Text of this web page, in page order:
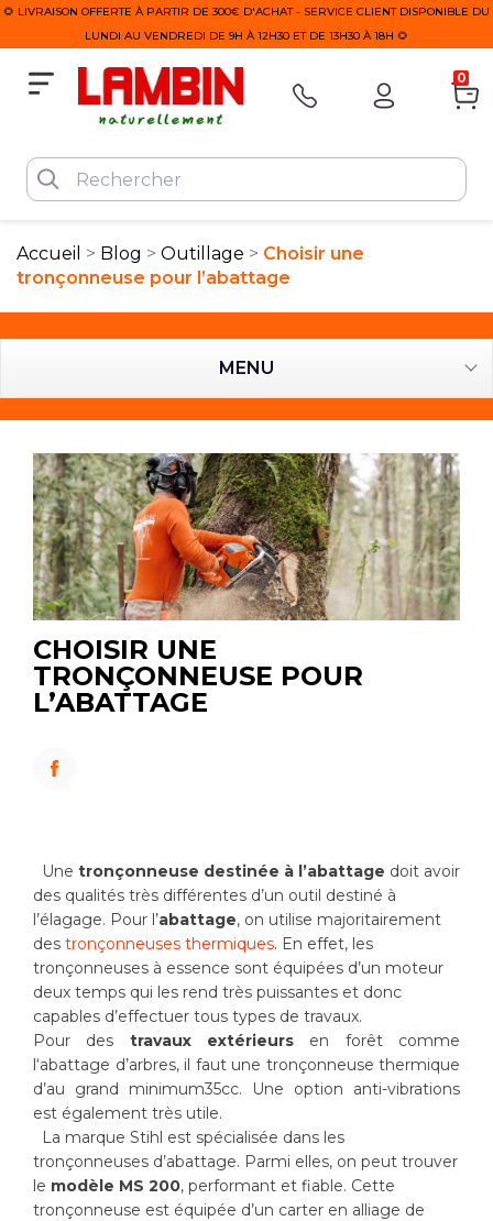
🌻 LIVRAISON OFFERTE À PARTIR DE 300€ D'ACHAT - SERVICE CLIENT DISPONIBLE DU
LUNDI AU VENDREDI DE 9H À 12H30 ET DE 13H30 À 18H 🌻
0
Accueil Blog Outillage
Choisir une
tronçonneuse pour l’abattage
MENU
CHOISIR UNE
TRONÇONNEUSE POUR
L’ABATTAGE
Une tronçonneuse destinée à l’abattage doit avoir
des qualités très différentes d’un outil destiné à
l’élagage. Pour l’abattage, on utilise majoritairement
des tronçonneuses thermiques. En effet, les
tronçonneuses à essence sont équipées d’un moteur
deux temps qui les rend très puissantes et donc
capables d’effectuer tous types de travaux.
Pour des travaux extérieurs en forêt comme
l‘abattage d’arbres, il faut une tronçonneuse thermique
d’au grand minimum35cc. Une option anti-vibrations
est également très utile.
La marque Stihl est spécialisée dans les
tronçonneuses d’abattage. Parmi elles, on peut trouver
le modèle MS 200, performant et fiable. Cette
tronçonneuse est équipée d’un carter en alliage de